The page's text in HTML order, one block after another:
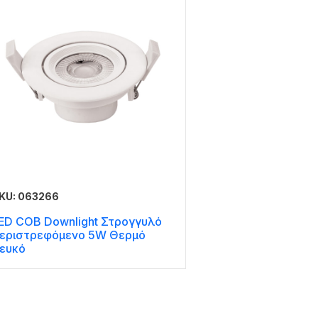
063266
COB Downlight Στρογγυλό
5W Θερμό